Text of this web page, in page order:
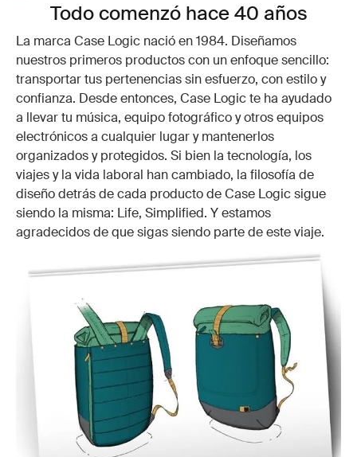
Todo comenzó hace 40 años
La marca Case Logic nació en 1984. Diseñamos
nuestros primeros productos con un enfoque sencillo:
transportar tus pertenencias sin esfuerzo, con estilo y
confianza. Desde entonces, Case Logic te ha ayudado
a llevar tu música, equipo fotográfico y otros equipos
electrónicos a cualquier lugar y mantenerlos
organizados y protegidos. Si bien la tecnología, los
viajes y la vida laboral han cambiado, la filosofía de
diseño detrás de cada producto de Case Logic sigue
siendo la misma: Life, Simplified. Y estamos
agradecidos de que sigas siendo parte de este viaje.